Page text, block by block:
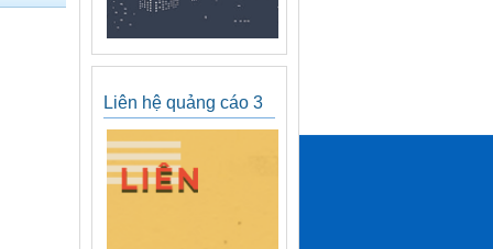
Liên hệ quảng cáo 3